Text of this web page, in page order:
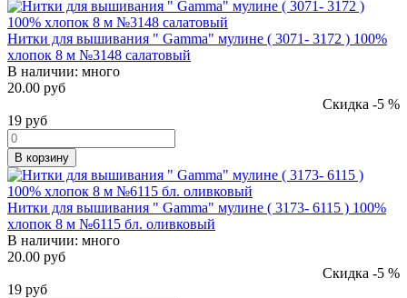
Нитки для вышивания " Gamma" мулине ( 3071- 3172 ) 100%
хлопок 8 м №3148 салатовый
В наличии: много
20.00 руб
Скидка -5 %
19 руб
В корзину
Нитки для вышивания " Gamma" мулине ( 3173- 6115 ) 100%
хлопок 8 м №6115 бл. оливковый
В наличии: много
20.00 руб
Скидка -5 %
19 руб